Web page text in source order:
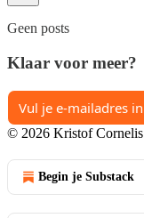
Geen posts
Klaar voor meer?
© 2026 Kristof Cornelis
Begin je Substack